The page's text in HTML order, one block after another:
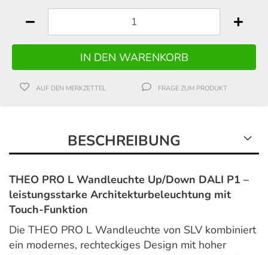
AUF DEN MERKZETTEL FRAGE ZUM PRODUKT
BESCHREIBUNG
THEO PRO L Wandleuchte Up/Down DALI P1 –
leistungsstarke Architekturbeleuchtung mit
Touch-Funktion
Die THEO PRO L Wandleuchte von SLV kombiniert
ein modernes, rechteckiges Design mit hoher